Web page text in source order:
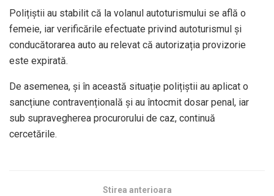
Polițiștii au stabilit că la volanul autoturismului se află o
femeie, iar verificările efectuate privind autoturismul și
conducătorarea auto au relevat că autorizația provizorie
este expirată.
De asemenea, și în această situație polițiștii au aplicat o
sancțiune contravențională și au întocmit dosar penal, iar
sub supravegherea procurorului de caz, continuă
cercetările.
Stirea anterioara